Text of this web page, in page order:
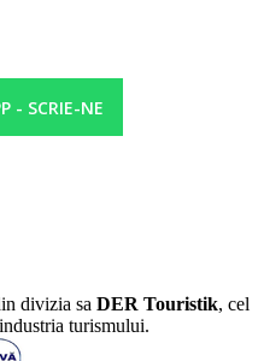
- SCRIE-NE
divizia sa DER Touristik, cel
turismului.